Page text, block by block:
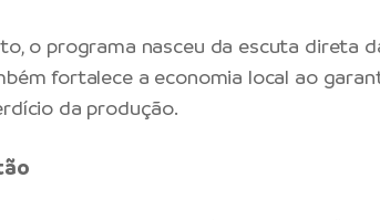
o programa nasceu da escuta direta
fortalece a economia local ao
da produção.